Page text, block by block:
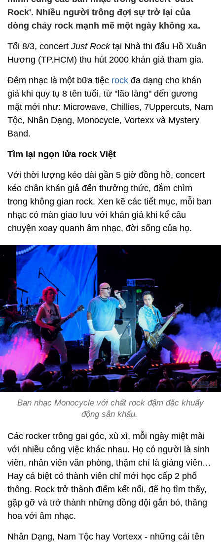
Rock'. Nhiều người trông đợi sự trở lại của
dòng chảy rock mạnh mẽ một ngày không xa.
Tối 8/3, concert Just Rocktại Nhà thi đấu Hồ Xuân
Hương (TP.HCM) thu hút 2000 khán giả tham gia.
Đêm nhạc là một bữa tiệc rock đa dạng cho khán
giả khi quy tụ 8 tên tuổi, từ "lão làng" đến gương
mặt mới như: Microwave, Chillies, 7Uppercuts, Nam
Tộc, Nhân Dạng, Monocycle, Vortexx và Mystery
Band.
Tìm lại ngọn lửa rock Việt
Với thời lượng kéo dài gần 5 giờ đồng hồ, concert
kéo chân khán giả đến thưởng thức, đắm chìm
trong không gian rock. Xen kẽ các tiết mục, mỗi ban
nhạc có màn giao lưu với khán giả khi kể câu
chuyện xoay quanh âm nhạc, đời sống của họ.
Ban nhạc Monocycle với chất rock đậm đặc khuấy
động sân khấu.
Các rocker trông gai góc, xù xì, mỗi ngày miệt mài
với nhiều công việc khác nhau. Họ có người là sinh
viên, nhân viên văn phòng, thậm chí là giảng viên…
Hay cá biệt có thành viên chỉ mới học cấp 2 phổ
thông. Rock trở thành điểm kết nối, để họ tìm thấy,
gặp gỡ và trở thành những đồng đội gắn bó, thăng
hoa với âm nhạc.
Nhân Dạng, Nam Tộc hay Vortexx - những cái tên